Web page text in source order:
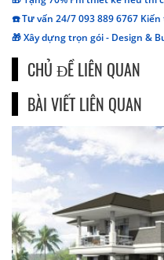
☎️ Tư vấn 24/7 093 889 6767
🎁 Xây dựng trọn gói - Design &
CHỦ ĐỀ LIÊN QUAN
BÀI VIẾT LIÊN QUAN